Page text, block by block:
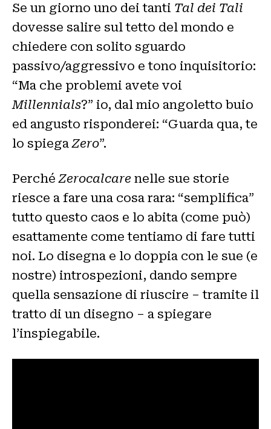
Se un giorno uno dei tanti Tal dei Tali
dovesse salire sul tetto del mondo e
chiedere con solito sguardo
passivo/aggressivo e tono inquisitorio:
“Ma che problemi avete voi
Millennials?” io, dal mio angoletto buio
ed angusto risponderei: “Guarda qua, te
lo spiegaZero”.
Perché Zerocalcare nelle sue storie
riesce a fare una cosa rara: “semplifica”
tutto questo caos e lo abita (come può)
esattamente come tentiamo di fare tutti
noi. Lo disegna e lo doppia con le sue (e
nostre) introspezioni, dando sempre
quella sensazione di riuscire – tramite il
tratto di un disegno – a spiegare
l’inspiegabile.